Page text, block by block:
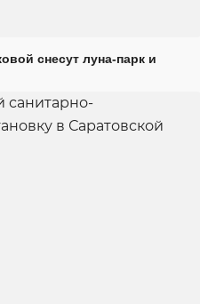
снесут луна-парк и